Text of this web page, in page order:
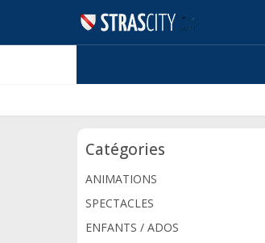
Catégories
ANIMATIONS
SPECTACLES
ENFANTS / ADOS